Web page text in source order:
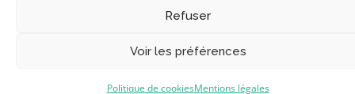
Refuser
Voir les préférences
Politique de cookiesMentions légales
Site réalisé par www.cocktail-graphic.com